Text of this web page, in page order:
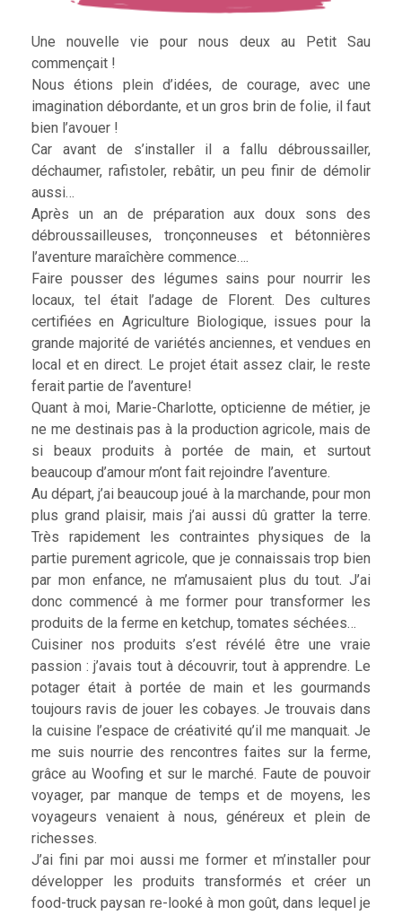
Une nouvelle vie pour nous deux au Petit Sau
commençait !
Nous étions plein d’idées, de courage, avec une
imagination débordante, et un gros brin de folie, il faut
bien l’avouer !
Car avant de s’installer il a fallu débroussailler,
déchaumer, rafistoler, rebâtir, un peu finir de démolir
aussi…
Après un an de préparation aux doux sons des
débroussailleuses, tronçonneuses et bétonnières
l’aventure maraîchère commence….
Faire pousser des légumes sains pour nourrir les
locaux, tel était l’adage de Florent. Des cultures
certifiées en Agriculture Biologique, issues pour la
grande majorité de variétés anciennes, et vendues en
local et en direct. Le projet était assez clair, le reste
ferait partie de l’aventure!
Quant à moi, Marie-Charlotte, opticienne de métier, je
ne me destinais pas à la production agricole, mais de
si beaux produits à portée de main, et surtout
beaucoup d’amour m’ont fait rejoindre l’aventure.
Au départ, j’ai beaucoup joué à la marchande, pour mon
plus grand plaisir, mais j’ai aussi dû gratter la terre.
Très rapidement les contraintes physiques de la
partie purement agricole, que je connaissais trop bien
par mon enfance, ne m’amusaient plus du tout. J’ai
donc commencé à me former pour transformer les
produits de la ferme en ketchup, tomates séchées…
Cuisiner nos produits s’est révélé être une vraie
passion : j’avais tout à découvrir, tout à apprendre. Le
potager était à portée de main et les gourmands
toujours ravis de jouer les cobayes. Je trouvais dans
la cuisine l’espace de créativité qu’il me manquait. Je
me suis nourrie des rencontres faites sur la ferme,
grâce au Woofing et sur le marché. Faute de pouvoir
voyager, par manque de temps et de moyens, les
voyageurs venaient à nous, généreux et plein de
richesses.
J’ai fini par moi aussi me former et m’installer pour
développer les produits transformés et créer un
food-truck paysan re-looké à mon goût, dans lequel je